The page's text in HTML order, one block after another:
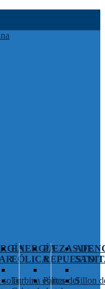
solar
ENERGÍA
EÓLICA
Turbina eólica
PIEZAS DE
REPUESTO
Partes delSillon